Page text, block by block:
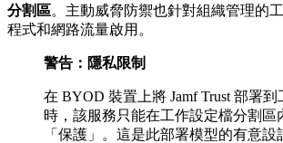
分割區。主動威脅防禦也針對組織管理的
程式和網路流量啟用。
警告：隱私限制
在 BYOD 裝置上將 Jamf Trust 部署
時，該服務只能在工作設定檔分割區
「保護」。這是此部署模型的有意設